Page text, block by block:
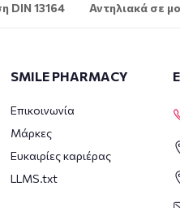
DIN 13164 Αντηλιακά σε
SMILE PHARMACY
Επικοινωνία
Μάρκες
Ευκαιρίες καριέρας
LLMS.txt